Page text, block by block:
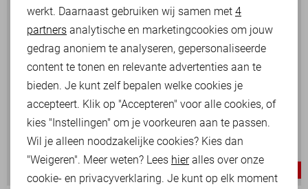
Analytische cookies
Marketing cookies
werkt. Daarnaast gebruiken wij samen met 4
partners analytische en marketingcookies om jouw
gedrag anoniem te analyseren, gepersonaliseerde
content te tonen en relevante advertenties aan te
bieden. Je kunt zelf bepalen welke cookies je
accepteert. Klik op "Accepteren" voor alle cookies, of
kies "Instellingen" om je voorkeuren aan te passen.
Wil je alleen noodzakelijke cookies? Kies dan
"Weigeren". Meer weten? Lees hieralles over onze
cookie- en privacyverklaring. Je kunt op elk moment